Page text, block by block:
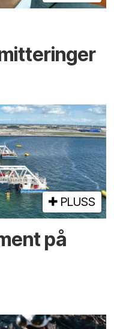
PLUSS
på